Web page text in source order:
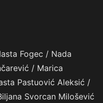
Fogec / Nada
/ Marica
Pastuović Aleksić /
Svorcan Milošević